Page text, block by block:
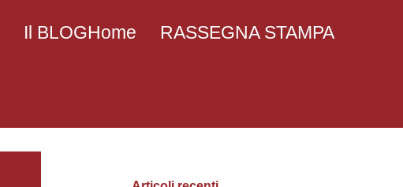
Il BLOGHome RASSEGNA STAMPA